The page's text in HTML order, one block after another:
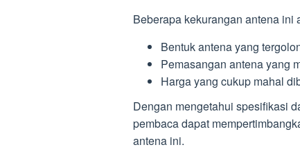
Beberapa kekurangan antena ini
Bentuk antena yang
Pemasangan antena yang
Harga yang cukup mahal
Dengan mengetahui spesifikasi
pembaca dapat
antena ini.